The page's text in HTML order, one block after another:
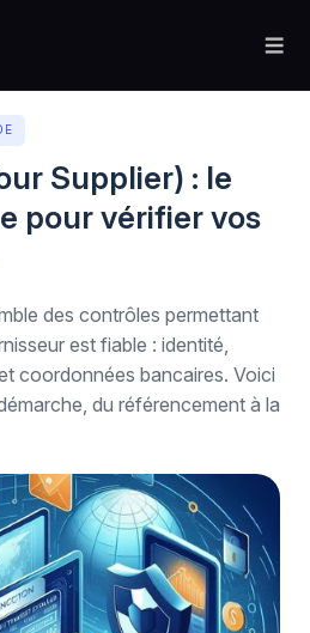
Supplier) : le
pour vérifier vos
des contrôles permettant
est fiable : identité,
coordonnées bancaires. Voici
du référencement à la